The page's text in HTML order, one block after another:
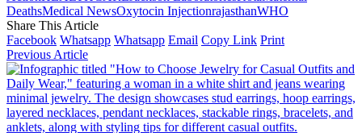
DeathsMedical NewsOxytocin InjectionrajasthanWHO
Share This Article
Facebook Whatsapp Whatsapp Email Copy Link Print
Previous Article